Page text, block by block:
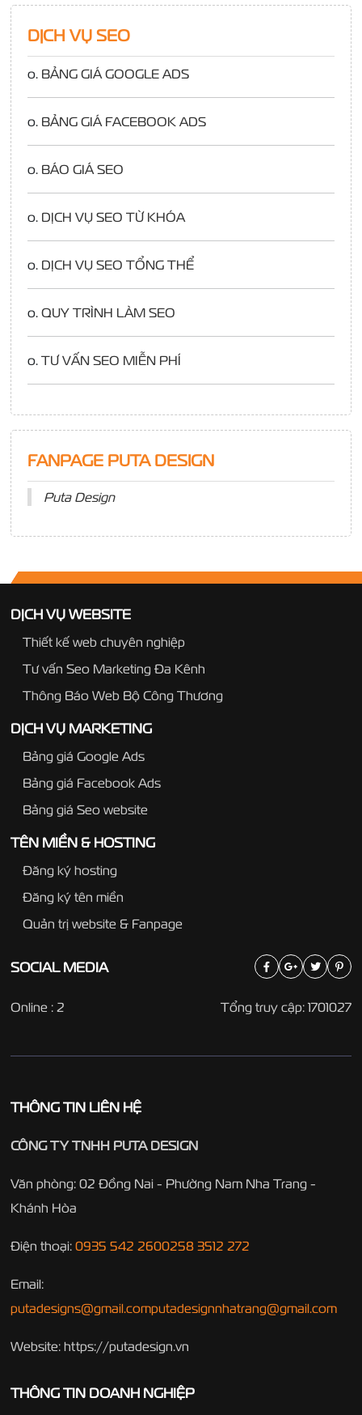
DỊCH VỤ SEO
o. BẢNG GIÁ GOOGLE ADS
o. BẢNG GIÁ FACEBOOK ADS
o. BÁO GIÁ SEO
o. DỊCH VỤ SEO TỪ KHÓA
o. DỊCH VỤ SEO TỔNG THỂ
o. QUY TRÌNH LÀM SEO
o. TƯ VẤN SEO MIỄN PHÍ
FANPAGE PUTA DESIGN
Puta Design
DỊCH VỤ WEBSITE
Thiết kế web chuyên nghiệp
Tư vấn Seo Marketing Đa Kênh
Thông Báo Web Bộ Công Thương
DỊCH VỤ MARKETING
Bảng giá Google Ads
Bảng giá Facebook Ads
Bảng giá Seo website
TÊN MIỀN & HOSTING
Đăng ký hosting
Đăng ký tên miền
Quản trị website & Fanpage
SOCIALMEDIA
Tổng truy cập: 1701027
Online : 2
THÔNG TIN LIÊN HỆ
CÔNG TY TNHH PUTA DESIGN
Văn phòng: 02 Đồng Nai - Phường Nam Nha Trang -
Khánh Hòa
Điện thoại: 0935 542 2600258 3512 272
Email:
putadesigns@gmail.computadesignnhatrang@gmail.com
Website: https://putadesign.vn
THÔNG TIN DOANH NGHIỆP